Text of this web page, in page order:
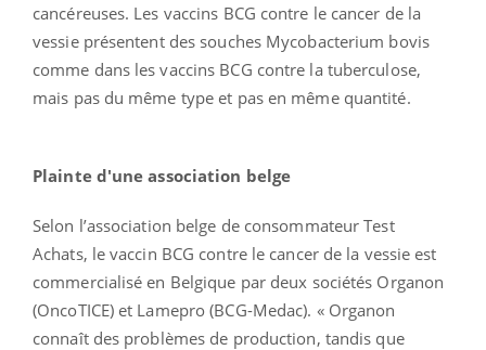
cancéreuses. Les vaccins BCG contre le cancer de la
vessie présentent des souches Mycobacterium bovis
comme dans les vaccins BCG contre la tuberculose,
mais pas du même type et pas en même quantité.
Plainte d'une association belge
Selon l’association belge de consommateur Test
Achats, le vaccin BCG contre le cancer de la vessie est
commercialisé en Belgique par deux sociétés Organon
(OncoTICE) et Lamepro (BCG-Medac). « Organon
connaît des problèmes de production, tandis que